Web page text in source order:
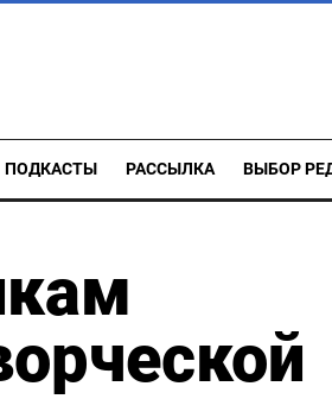
ПОДКАСТЫ РАССЫЛКА ВЫБОР